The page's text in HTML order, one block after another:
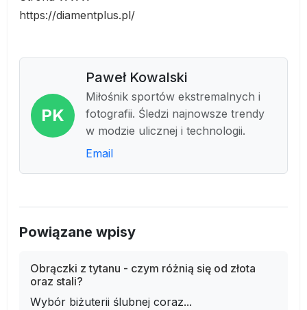
https://diamentplus.pl/
PK
Paweł Kowalski
Miłośnik sportów ekstremalnych i
fotografii. Śledzi najnowsze trendy
w modzie ulicznej i technologii.
Email
Powiązane wpisy
Obrączki z tytanu - czym różnią się od złota
oraz stali?
Wybór biżuterii ślubnej coraz...